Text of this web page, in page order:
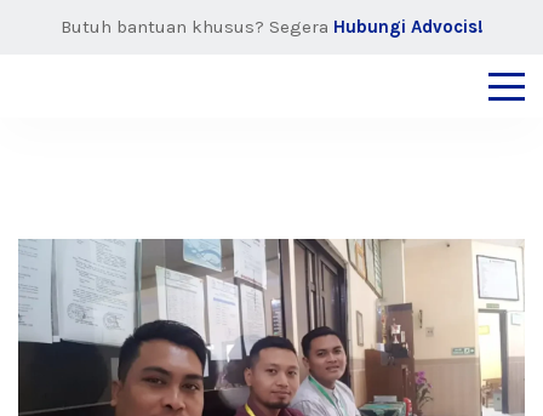
Butuh bantuan khusus? Segera Hubungi Advocis!